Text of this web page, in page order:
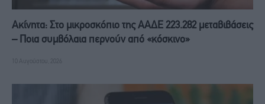
Ακίνητα: Στο μικροσκόπιο της ΑΑΔΕ 223.282 μεταβιβάσεις
– Ποια συμβόλαια περνούν από «κόσκινο»
10 Αυγούστου, 2026